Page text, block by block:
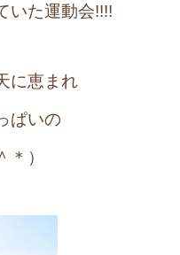
いた運動会!!!!
に恵まれ
ぱいの
）